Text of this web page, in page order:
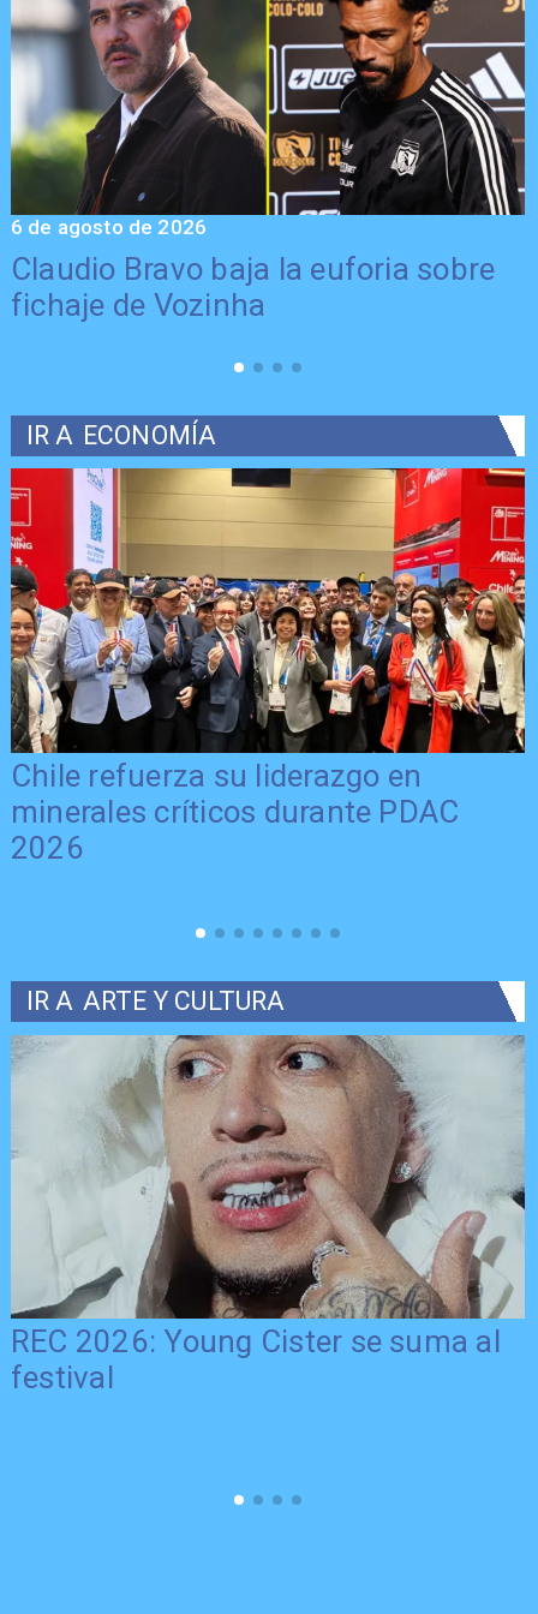
Claudio Bravo baja la euforia sobre
fichaje de Vozinha
6 de agosto de 2026
IR A ECONOMÍA
Chile refuerza su liderazgo en
minerales críticos durante PDAC
2026
IR A ARTE Y CULTURA
REC 2026: Young Cister se suma al
festival